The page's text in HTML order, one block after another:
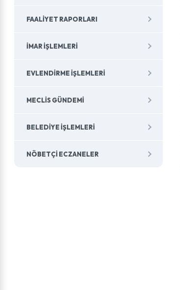
FAALIYET RAPORLARI
İMAR İŞLEMLERI
EVLENDIRME İŞLEMLERI
MECLIS GÜNDEMI
BELEDIYE İŞLEMLERI
NÖBETÇI ECZANELER